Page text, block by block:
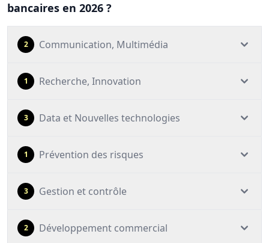
bancaires en 2026 ?
2 Communication, Multimédia
1 Recherche, Innovation
3 Data et Nouvelles technologies
1 Prévention des risques
3 Gestion et contrôle
2 Développement commercial